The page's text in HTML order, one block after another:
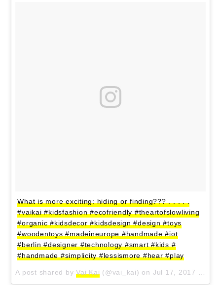
What is more exciting: hiding or finding??? . . . . .
#vaikai #kidsfashion #ecofriendly #theartofslowliving
#organic #kidsdecor #kidsdesign #design #toys
#woodentoys #madeineurope #handmade #iot
#berlin #designer #technology #smart #kids #
#handmade #simplicity #lessismore #hear #play
A post shared byVai Kai (@vai_kai) on Jul 17, 2017 at 6:07am PDT